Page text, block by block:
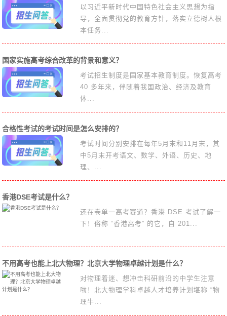
以习近平新时代中国特色社会主义思想为指
导，全面贯彻党的教育方针，落实立德树人根
本任务...
国家实施高考综合改革的背景和意义？
考试招生制度是国家基本教育制度。恢复高考
40 多年来，伴随着我国政治、经济及教育
体...
合格性考试的考试时间是怎么安排的？
考试时间分别安排在每年5月末和11月末，其
中5月末开考语文、数学、外语、历史、地
理、...
香港DSE考试是什么？
还在卷单一高考赛道？香港 DSE 考试了解一
下！俗称 “香港高考” 的它，自 201...
不用高考也能上北大物理？北京大学物理卓越计划是什么？
对物理着迷、想冲击科研前沿的中学生注意
啦！北大物理学科卓越人才培养计划堪称 “物
理牛...